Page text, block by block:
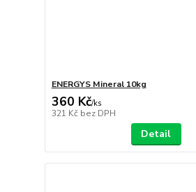
ENERGYS Mineral 10kg
360 Kč/ks
321 Kč bez DPH
Detail